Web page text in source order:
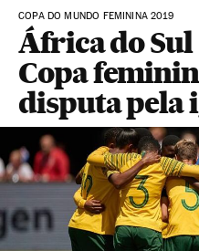
COPA DO MUNDO FEMININA 2019
África do Sul
Copa
disputa pela